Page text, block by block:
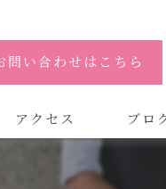
問い合わせはこちら
アクセス
株式会社AOA
ブロ